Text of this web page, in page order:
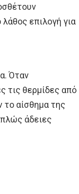
επιλογή για
Όταν
τις θερμίδες από
το αίσθημα της
άδειες